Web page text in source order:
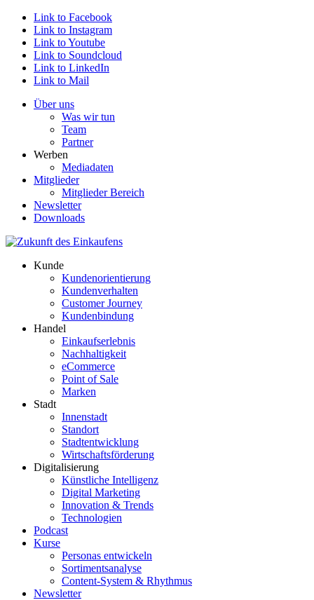
Link to Facebook
Link to Instagram
Link to Youtube
Link to Soundcloud
Link to LinkedIn
Link to Mail
Über uns
Was wir tun
Team
Partner
Werben
Mediadaten
Mitglieder
Mitglieder Bereich
Newsletter
Downloads
Kunde
Kundenorientierung
Kundenverhalten
Customer Journey
Kundenbindung
Handel
Einkaufserlebnis
Nachhaltigkeit
eCommerce
Point of Sale
Marken
Stadt
Innenstadt
Standort
Stadtentwicklung
Wirtschaftsförderung
Digitalisierung
Künstliche Intelligenz
Digital Marketing
Innovation & Trends
Technologien
Podcast
Kurse
Personas entwickeln
Sortimentsanalyse
Content-System & Rhythmus
Newsletter